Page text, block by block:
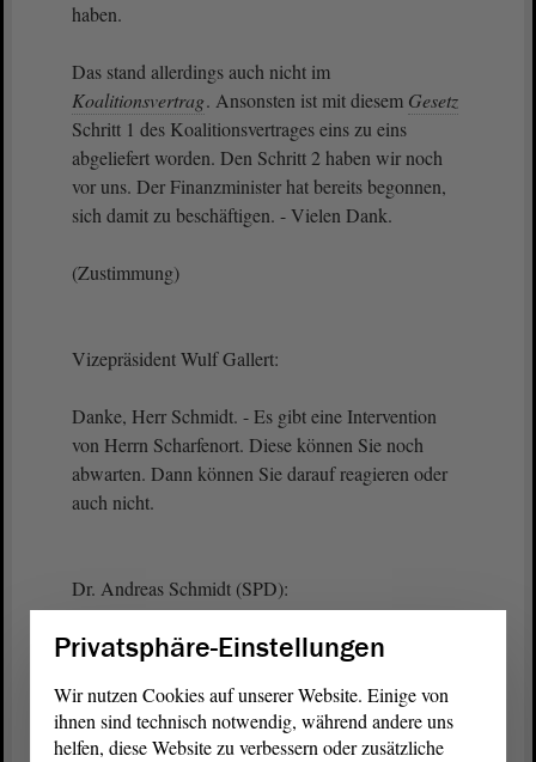
haben.
Das stand allerdings auch nicht im
Koalitionsvertrag. Ansonsten ist mit diesem Gesetz
Schritt 1 des Koalitionsvertrages eins zu eins
abgeliefert worden. Den Schritt 2 haben wir noch
vor uns. Der Finanzminister hat bereits begonnen,
sich damit zu beschäftigen. - Vielen Dank.
(Zustimmung)
Vizepräsident Wulf Gallert:
Danke, Herr Schmidt. - Es gibt eine Intervention
von Herrn Scharfenort. Diese können Sie noch
abwarten. Dann können Sie darauf reagieren oder
auch nicht.
Dr. Andreas Schmidt (SPD):
Gern.
Vizepräsident Wulf Gallert:
Privatsphäre-Einstellungen
Wir nutzen Cookies auf unserer Website. Einige von
ihnen sind technisch notwendig, während andere uns
helfen, diese Website zu verbessern oder zusätzliche